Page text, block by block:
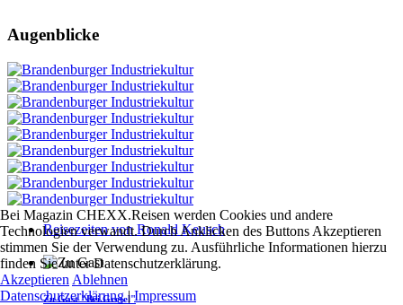
Augenblicke
Reisezeiten von Ronald Keusch
Zu Gast "Bei.Gretel"
Bei Magazin CHEXX.Reisen werden Cookies und andere
Technologien verwandt. Durch Anklicken des Buttons Akzeptieren
stimmen Sie der Verwendung zu. Ausführliche Informationen hierzu
finden Sie unter Datenschutzerklärung.
Akzeptieren Ablehnen
Datenschutzerklärung|Impressum